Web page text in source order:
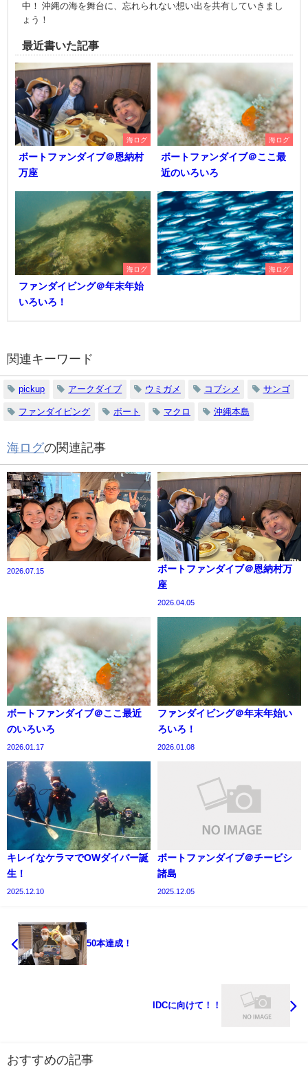
中！ 沖縄の海を舞台に、忘れられない想い出を共有していきまし
ょう！
最近書いた記事
海ログ
ボートファンダイブ＠恩納村
万座
海ログ
ボートファンダイブ＠ここ最
近のいろいろ
海ログ
ファンダイビング＠年末年始
いろいろ！
海ログ
関連キーワード
pickup アークダイブ ウミガメ コブシメ サンゴ
ファンダイビング ボート マクロ 沖縄本島
海ログの関連記事
2026.07.15
ボートファンダイブ＠恩納村万
座
2026.04.05
ボートファンダイブ＠ここ最近
のいろいろ
2026.01.17
ファンダイビング＠年末年始い
ろいろ！
2026.01.08
キレイなケラマでOWダイバー誕
生！
2025.12.10
ボートファンダイブ＠チービシ
諸島
2025.12.05
50本達成！
IDCに向けて！！
おすすめの記事